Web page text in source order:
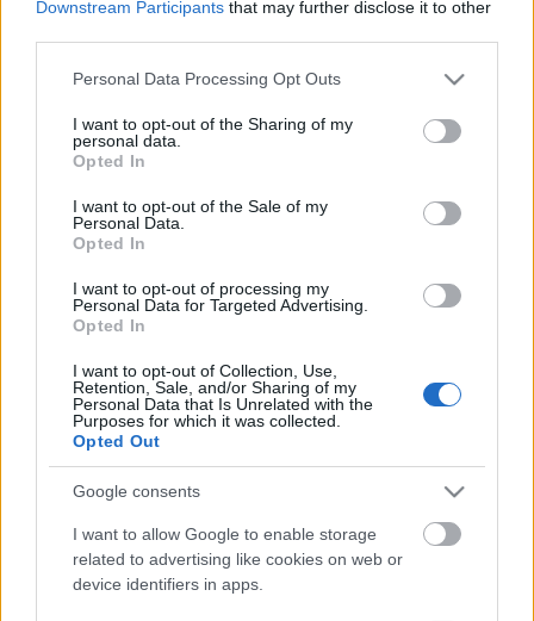
Downstream Participants that may further disclose it to other
Please note that this website/app uses one or more Google
not limited to your visit or usage behaviour. You may click to
grant or deny consent to Google and its third-party tags to
use your data for below specified purposes in below Google
consent section.
Personal Data Processing Opt Outs
I want to opt-out of the Sharing of my
personal data.
Opted In
I want to opt-out of the Sale of my
Personal Data.
Opted In
I want to opt-out of processing my
Personal Data for Targeted Advertising.
Opted In
I want to opt-out of Collection, Use,
Retention, Sale, and/or Sharing of my
Personal Data that Is Unrelated with the
Purposes for which it was collected.
Opted Out
Google consents
I want to allow Google to enable storage
related to advertising like cookies on web or
device identifiers in apps.
kezdődött. 1935–1937 között Hetényi Elemér
kolozsvári színiiskolájában tanult. 1937. szeptember
1-jétől Szabadkay József társulatánál játszott
Aradon, 1938. augusztus 15-étől Jódy Károly
társulatánál vándorszínészkedett, majd 1939-től a
kolozsvári Thália-színházhoz szerződött. 1944
júliusában katonai behívót kapott, ennek ellenére
társulatban. 1945 januárjában Budapesten
fogságba került, ahonnan az akkor alakuló
szabadulnia.
1945. június 1-jén hazaérkezett Kolozsvárra; ő
játszotta a sétatéri színkörbe átköltöztetett magyar
színház megnyitóján a Bánk bán címszerepét (a
rendező Janovics Jenő volt). 1947. január és
november között a színház igazgatóhelyettesi tisztét
is betöltötte. 1949–1954 (az intézet
Marosvásárhelyre költözése) között a kolozsvári